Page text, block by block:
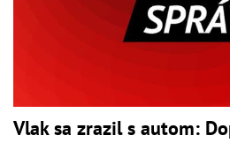
Vlak sa zrazil s autom: